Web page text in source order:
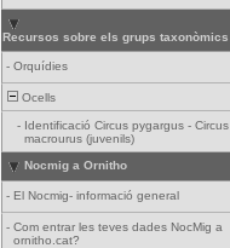
Recursos sobre els grups taxonòmics
- Orquídies
Ocells
- Identificació Circus pygargus - Circus
macrourus (juvenils)
Nocmig a Ornitho
- El Nocmig- informació general
- Com entrar les teves dades NocMig a
ornitho.cat?